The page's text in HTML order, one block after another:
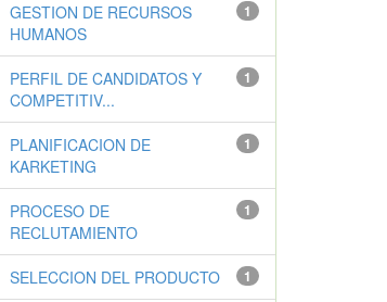
1
GESTION DE RECURSOS
HUMANOS
1
PERFIL DE CANDIDATOS Y
COMPETITIV...
1
PLANIFICACION DE
KARKETING
1
PROCESO DE
RECLUTAMIENTO
1
SELECCION DEL PRODUCTO